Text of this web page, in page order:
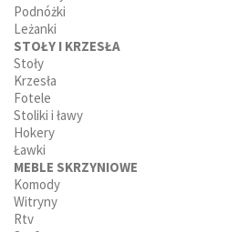
Podnóżki
Leżanki
STOŁY I KRZESŁA
Stoły
Krzesła
Fotele
Stoliki i ławy
Hokery
Ławki
MEBLE SKRZYNIOWE
Komody
Witryny
Rtv